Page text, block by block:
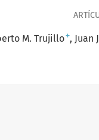
M. Trujillo+ Juan